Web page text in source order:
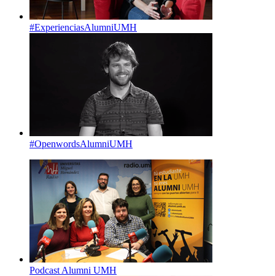
#ExperienciasAlumniUMH
#OpenwordsAlumniUMH
Podcast Alumni UMH